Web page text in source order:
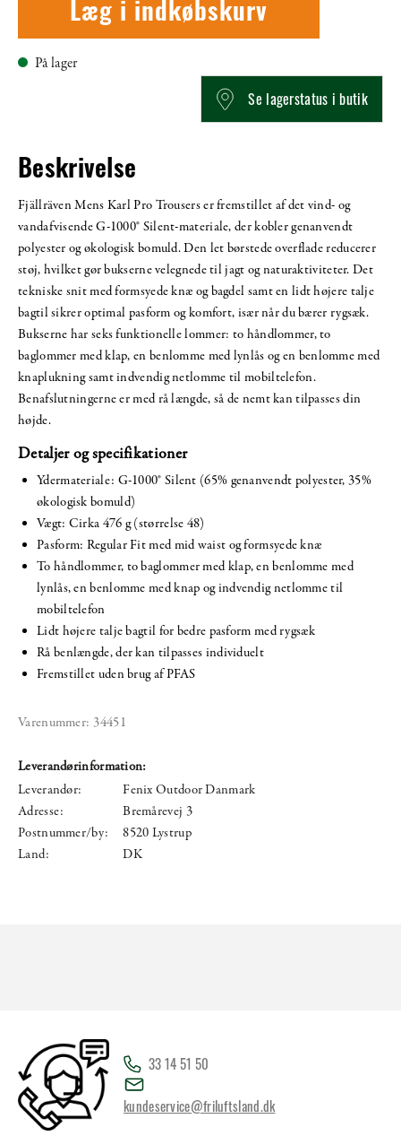
Læg i indkøbskurv
På lager
Se lagerstatus i butik
Beskrivelse
Fjällräven Mens Karl Pro Trousers er fremstillet af det vind- og
vandafvisende G-1000® Silent-materiale, der kobler genanvendt
polyester og økologisk bomuld. Den let børstede overflade reducerer
støj, hvilket gør bukserne velegnede til jagt og naturaktiviteter. Det
tekniske snit med formsyede knæ og bagdel samt en lidt højere talje
bagtil sikrer optimal pasform og komfort, især når du bærer rygsæk.
Bukserne har seks funktionelle lommer: to håndlommer, to
baglommer med klap, en benlomme med lynlås og en benlomme med
knaplukning samt indvendig netlomme til mobiltelefon.
Benafslutningerne er med rå længde, så de nemt kan tilpasses din
højde.
Detaljer og specifikationer
Ydermateriale: G-1000® Silent (65% genanvendt polyester, 35%
økologisk bomuld)
Vægt: Cirka 476 g (størrelse 48)
Pasform: Regular Fit med mid waist og formsyede knæ
To håndlommer, to baglommer med klap, en benlomme med
lynlås, en benlomme med knap og indvendig netlomme til
mobiltelefon
Lidt højere talje bagtil for bedre pasform med rygsæk
Rå benlængde, der kan tilpasses individuelt
Fremstillet uden brug af PFAS
Varenummer: 34451
Leverandørinformation:
Leverandør:
Fenix Outdoor Danmark
Adresse:
Bremårevej 3
Postnummer/by:
8520 Lystrup
Land:
DK
33 14 51 50
kundeservice@friluftsland.dk